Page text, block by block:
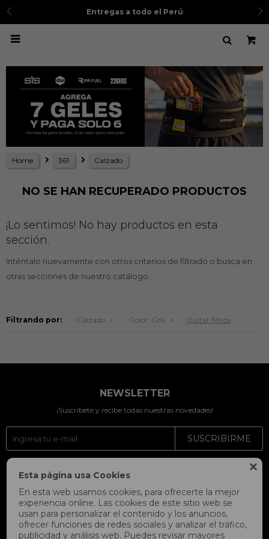

Esta página usa Cookies
En esta web usamos cookies, para ofrecerte la mejor
experiencia online. Las cookies de este sitio web se
usan para personalizar el contenido y los anuncios,
ofrecer funciones de redes sociales y analizar el tráfico,
publicidad y análisis web. Puedes revisar mayores
Entregas a todo el Perú

Home 361 Calzado
NO SE HAN RECUPERADO PRODUCTOS
¡Lo sentimos! No hay productos en esta
sección.
Inténtalo nuevamente con otros criterios de filtrado o busca en
otras secciones de nuestro catálogo.
Filtrando por: Calzado Color: Gris Quitar filtros
NEWSLETTER
¡Suscríbete y recibe todas nuestras novedades!
SUSCRIBIRME
